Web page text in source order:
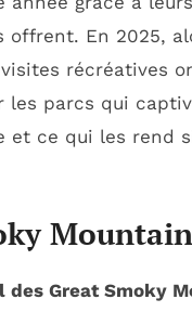
offrent. En 2025,
récréatives
les parcs qui
et ce qui les rend
des Great Smoky